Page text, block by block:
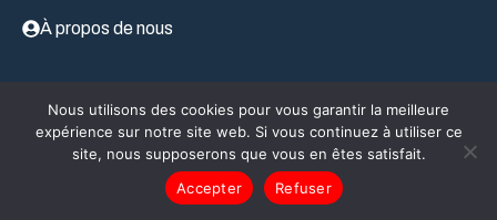
À propos de nous
© 2026 Job2roues.fr
Nous utilisons des cookies pour vous garantir la meilleure
expérience sur notre site web. Si vous continuez à utiliser ce
site, nous supposerons que vous en êtes satisfait.
Accepter
Refuser